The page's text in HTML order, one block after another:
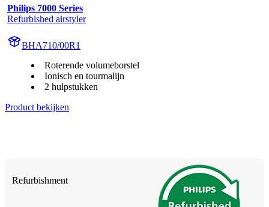
Philips 7000 Series
Refurbished airstyler
BHA710/00R1
Roterende volumeborstel
Ionisch en tourmalijn
2 hulpstukken
Product bekijken
Refurbishment